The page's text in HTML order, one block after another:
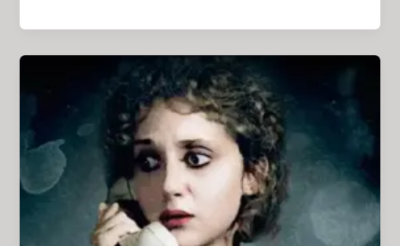
der
Oper:
(Gruselkabinett
4)